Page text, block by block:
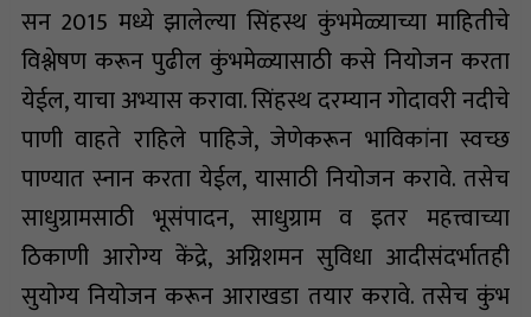
सन 2015 मध्ये झालेल्या सिंहस्थ कुंभमेळ्याच्या माहितीचे
विश्लेषण करून पुढील कुंभमेळ्यासाठी कसे नियोजन करता
येईल, याचा अभ्यास करावा. सिंहस्थ दरम्यान गोदावरी नदीचे
पाणी वाहते राहिले पाहिजे, जेणेकरून भाविकांना स्वच्छ
पाण्यात स्नान करता येईल, यासाठी नियोजन करावे. तसेच
साधुग्रामसाठी भूसंपादन, साधुग्राम व इतर महत्त्वाच्या
ठिकाणी आरोग्य केंद्रे, अग्निशमन सुविधा आदीसंदर्भातही
सुयोग्य नियोजन करून आराखडा तयार करावे. तसेच कुंभ